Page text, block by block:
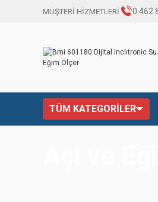
MÜŞTERİ HİZMETLERİ 0 462
TÜM KATEGORİLER